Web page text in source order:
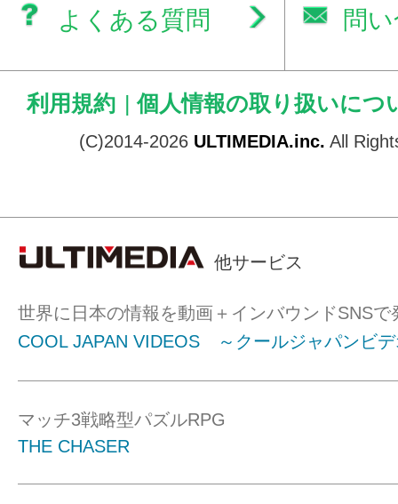
よくある質問 問
利用規約 | 個人情報の取り扱いにつ
(C)2014-2026 ULTIMEDIA.inc. All
他サービス
世界に日本の情報を動画＋インバウンドSNSで
COOL JAPAN VIDEOS ～クールジャパンビ
マッチ3戦略型パズルRPG
THE CHASER